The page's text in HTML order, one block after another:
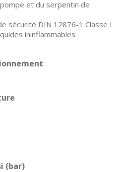
et du serpentin de
sécurité DIN 12876-1 Classe I
ininflammables
(bar)